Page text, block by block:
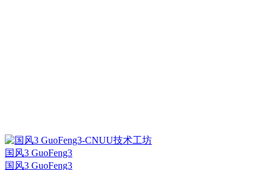
国风3 GuoFeng3
国风3 GuoFeng3